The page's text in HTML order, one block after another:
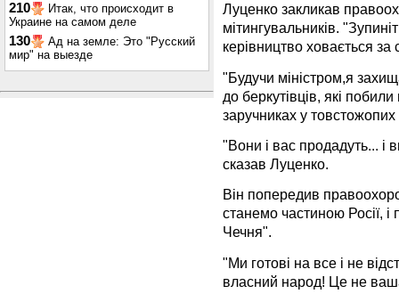
210
Итак, что происходит в
Украине на самом деле
130
Ад на земле: Это "Русский
мир" на выезде
Луценко закликав
мітингувальників.
керівництво ховається
"Будучи міністром,я
до беркутівців, які
заручниках у
"Вони і вас продадуть... і
сказав Луценко.
Він попередив
станемо частиною Росії,
Чечня".
"Ми готові на все і не
власний народ! Це не